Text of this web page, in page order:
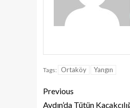
Tags: Ortaköy Yangın
Previous
Aydın’da Tütün